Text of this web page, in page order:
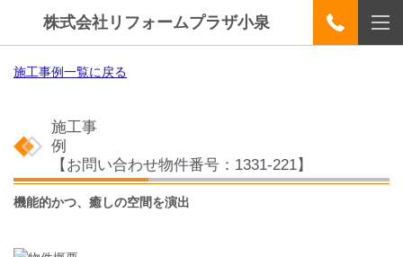
株式会社リフォームプラザ小泉
施工事例一覧に戻る
施工事
例
【お問い合わせ物件番号：1331-221】
機能的かつ、癒しの空間を演出